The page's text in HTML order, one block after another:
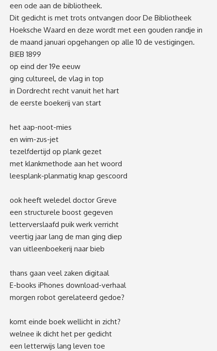
een ode aan de bibliotheek.
Dit gedicht is met trots ontvangen door De Bibliotheek
Hoeksche Waard en deze wordt met een gouden randje in
de maand januari opgehangen op alle 10 de vestigingen.
BIEB 1899
op eind der 19e eeuw
ging cultureel, de vlag in top
in Dordrecht recht vanuit het hart
de eerste boekerij van start
het aap-noot-mies
en wim-zus-jet
tezelfdertijd op plank gezet
met klankmethode aan het woord
leesplank-planmatig knap gescoord
ook heeft weledel doctor Greve
een structurele boost gegeven
letterverslaafd puik werk verricht
veertig jaar lang de man ging diep
van uitleenboekerij naar bieb
thans gaan veel zaken digitaal
E-books iPhones download-verhaal
morgen robot gerelateerd gedoe?
komt einde boek wellicht in zicht?
welnee ik dicht het per gedicht
een letterwijs lang leven toe